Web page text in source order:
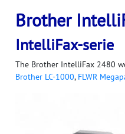
Brother
IntelliFax-serie
The Brother IntelliFax 2480
Brother LC-1000, FLWR